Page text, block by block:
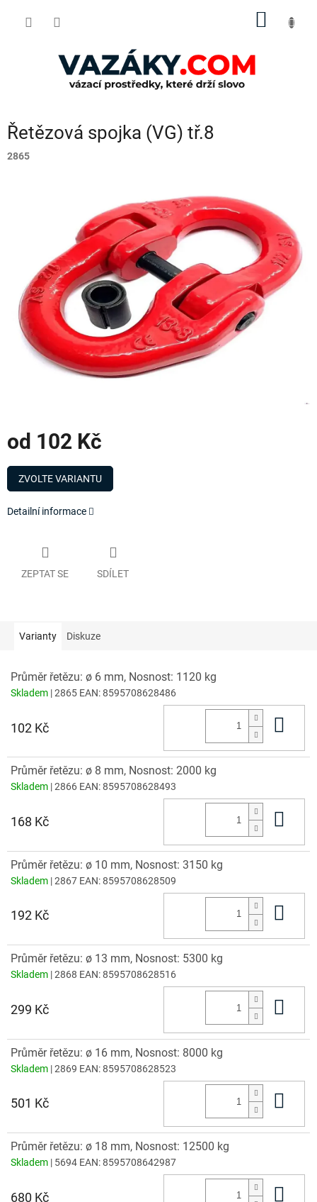
Řetězová spojka (VG) tř.8
2865
od 102 Kč
Měrná
cena:
ZVOLTE VARIANTU
Detailní informace
ZEPTAT SE SDÍLET
Varianty Diskuze
Průměr řetězu: ø 6 mm, Nosnost: 1120 kg
Skladem | 2865 EAN:8595708628486
102 Kč
Průměr řetězu: ø 8 mm, Nosnost: 2000 kg
Skladem | 2866 EAN:8595708628493
168 Kč
Průměr řetězu: ø 10 mm, Nosnost: 3150 kg
Skladem | 2867 EAN:8595708628509
192 Kč
Průměr řetězu: ø 13 mm, Nosnost: 5300 kg
Skladem | 2868 EAN:8595708628516
299 Kč
Průměr řetězu: ø 16 mm, Nosnost: 8000 kg
Skladem | 2869 EAN:8595708628523
501 Kč
Průměr řetězu: ø 18 mm, Nosnost: 12500 kg
Skladem | 5694 EAN:8595708642987
680 Kč